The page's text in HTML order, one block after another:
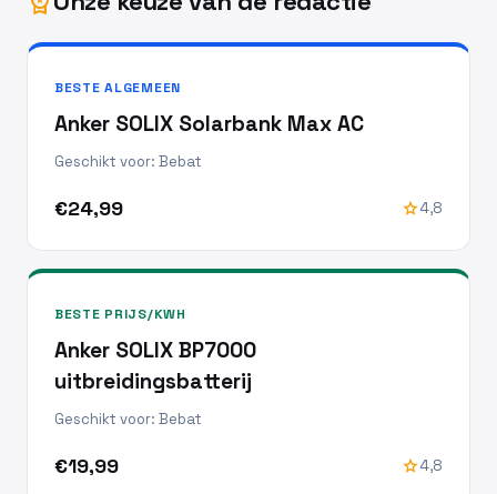
BESTE ALGEMEEN
Anker SOLIX Solarbank Max AC
Geschikt voor: Bebat
€24,99 star4,8
BESTE PRIJS/KWH
Anker SOLIX BP7000
uitbreidingsbatterij
Geschikt voor: Bebat
€19,99 star4,8